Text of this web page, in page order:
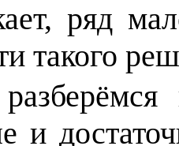
ряд
такого
и